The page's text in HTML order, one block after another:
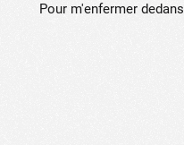
Pour m'enfermer dedans